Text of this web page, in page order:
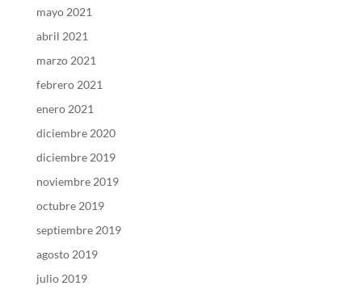
mayo 2021
abril 2021
marzo 2021
febrero 2021
enero 2021
diciembre 2020
diciembre 2019
noviembre 2019
octubre 2019
septiembre 2019
agosto 2019
julio 2019